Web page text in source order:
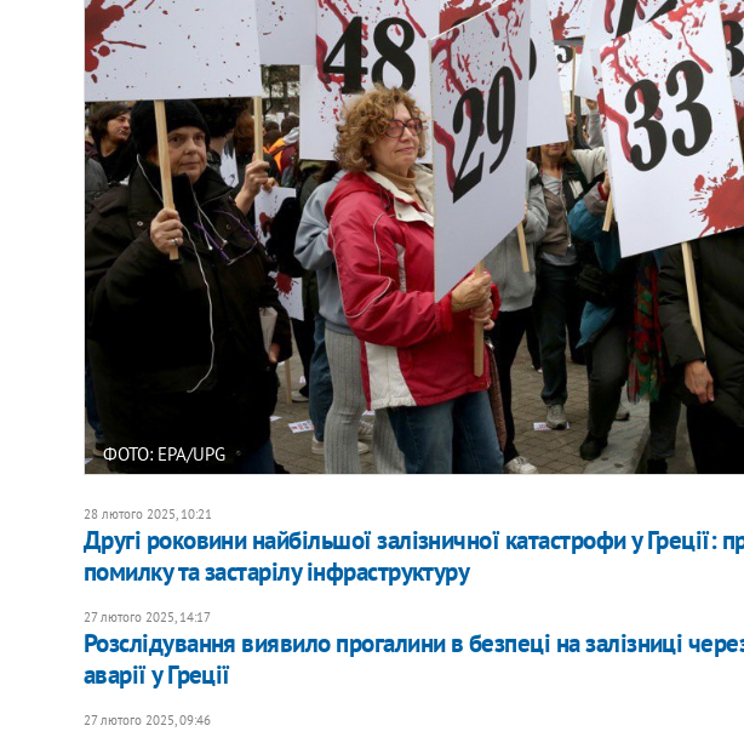
ФОТО: EPA/UPG
28 лютого 2025, 10:21
Другі роковини найбільшої залізничної катастрофи у
помилку та застарілу інфраструктуру
27 лютого 2025, 14:17
Розслідування виявило прогалини в безпеці на залізниці
аварії у Греції
27 лютого 2025, 09:46